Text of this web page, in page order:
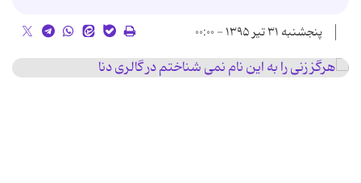
پنجشنبه ۳۱ تیر ۱۳۹۵ - ۰۰:۰۰